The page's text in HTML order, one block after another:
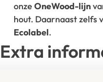
onze OneWood-lijn
hout. Daarnaast zelfs
Ecolabel.
Extra